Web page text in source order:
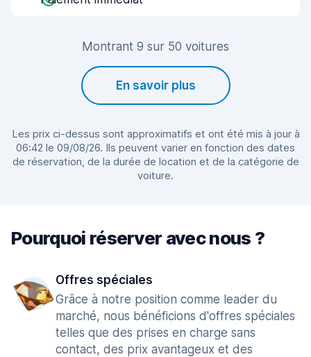
Montrant 9 sur 50 voitures
En savoir plus
Les prix ci-dessus sont approximatifs et ont été mis à jour à
06:42 le 09/08/26. Ils peuvent varier en fonction des dates
de réservation, de la durée de location et de la catégorie de
voiture.
Pourquoi réserver avec nous ?
Offres spéciales
Grâce à notre position comme leader du
marché, nous bénéficions d'offres spéciales
telles que des prises en charge sans
contact, des prix avantageux et des